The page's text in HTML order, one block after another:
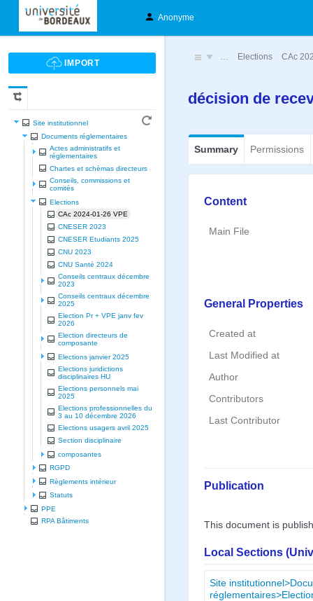
Anonyme
Site institutionnel
Documents réglementaires
Actes administratifs et
réglementaires
Chartes et schèmas directeurs
Conseils, commissions et
comités
Elections
CAc 2024-01-26 VPE
CNESER 2023
CNESER Etudiants 2025
CNU 2023
CNU Santé 2024
Conseils centraux décembre
2023
Conseils centraux décembre
2025
Election Pr + VPE janv fev
2026
Election directeurs de
composante
Elections janvier 2025
Elections juridictions
disciplinaires HU
Elections personnels mai
2025
Elections professionnelles du
3 au 10 décembre 2026
Elections usagers avril 2025
Section disciplinaire
composantes
RGPD
Règlements intérieur
Statuts
PPE
RPA Bâtiments
… Elections CAc
décision de
Summary Permissions
Content
Main File
General Properties
Created at
Last Modified at
Author
Contributors
Last Contributor
Publication
This document is
Local Sections
Site